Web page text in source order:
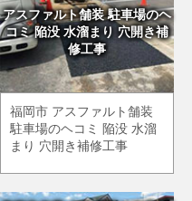
アスファルト舗装 駐車場のヘ
コミ 陥没 水溜まり 穴開き補
修工事
福岡市 アスファルト舗装
駐車場のヘコミ 陥没 水溜
まり 穴開き補修工事